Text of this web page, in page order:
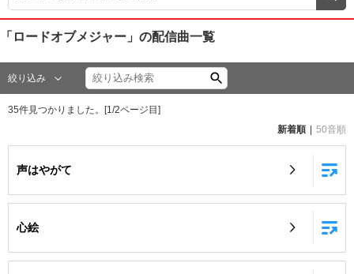
カラオケ＠DAM
ユーザー検索
DAMの新曲・ランキングなど
「ロードオブメジャー」 の配信曲一覧
絞り込み
35件見つかりました。[1 /2ページ目]
新着順
50音順
声はやがて
心絵